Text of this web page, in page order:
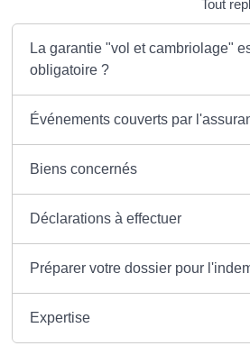
Tout
La garantie "vol et cambriolage"
obligatoire ?
Événements couverts par
Biens concernés
Déclarations à effectuer
Préparer votre dossier pour
Expertise